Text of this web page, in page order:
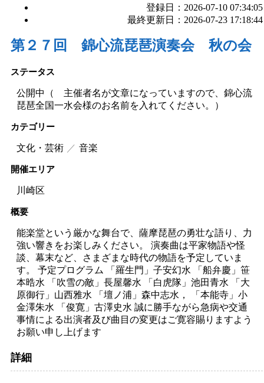
登録日：2026-07-10 07:34:05
最終更新日：2026-07-23 17:18:44
第２７回 錦心流琵琶演奏会 秋の会
ステータス
公開中（ 主催者名が文章になっていますので、錦心流
琵琶全国一水会様のお名前を入れてください。）
カテゴリー
文化・芸術 音楽
開催エリア
川崎区
概要
能楽堂という厳かな舞台で、薩摩琵琶の勇壮な語り、力
強い響きをお楽しみください。 演奏曲は平家物語や怪
談、幕末など、さまざまな時代の物語を予定していま
す。 予定プログラム 「羅生門」子安幻水 「船弁慶」笹
本晧水 「吹雪の敵」長屋馨水 「白虎隊」池田青水 「大
原御行」山西雅水 「壇ノ浦」森中志水， 「本能寺」小
金澤朱水 「俊寛」古澤史水 誠に勝手ながら急病や交通
事情による出演者及び曲目の変更はご寛容賜りますよう
お願い申し上げます
詳細